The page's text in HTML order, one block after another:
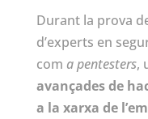
Durant la prova
d’experts en
com a pentesters,
avançades de
a la xarxa de